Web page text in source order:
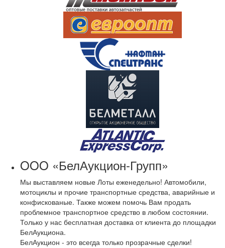
OOO «БелАукцион-Групп»
Мы выставляем новые Лоты еженедельно! Автомобили,
мотоциклы и прочие транспортные средства, аварийные и
конфискованые. Также можем помочь Вам продать
проблемное транспортное средство в любом состоянии.
Только у нас бесплатная доставка от клиента до площадки
БелАукциона.
БелАукцион - это всегда только прозрачные сделки!